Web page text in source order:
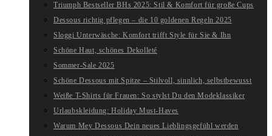
Triumph Bestseller BHs 2025: Stil & Komfort für große Cups
Dessous richtig pflegen – die 10 goldenen Regeln 2025
Sloggi Unterwäsche: Komfort trifft Style für Sie & Ihn
Schöne Haut, schönes Dekolleté
Sommer-Sale 2025
Schöne Dessous mit Spitze – Stilvoll, sinnlich, selbstbewusst
Weiße T-Shirts für Frauen: So stylst Du den Modeklassiker
Urlaubskleidung: Holiday Must-Haves
Warum Mey Dessous Dein neues Lieblingsgefühl werden